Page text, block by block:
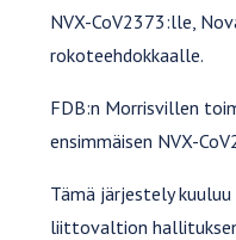
NVX-CoV2373:lle,
rokoteehdokkaalle.
FDB:n Morrisvillen
ensimmäisen NVX-
Tämä järjestely
liittovaltion